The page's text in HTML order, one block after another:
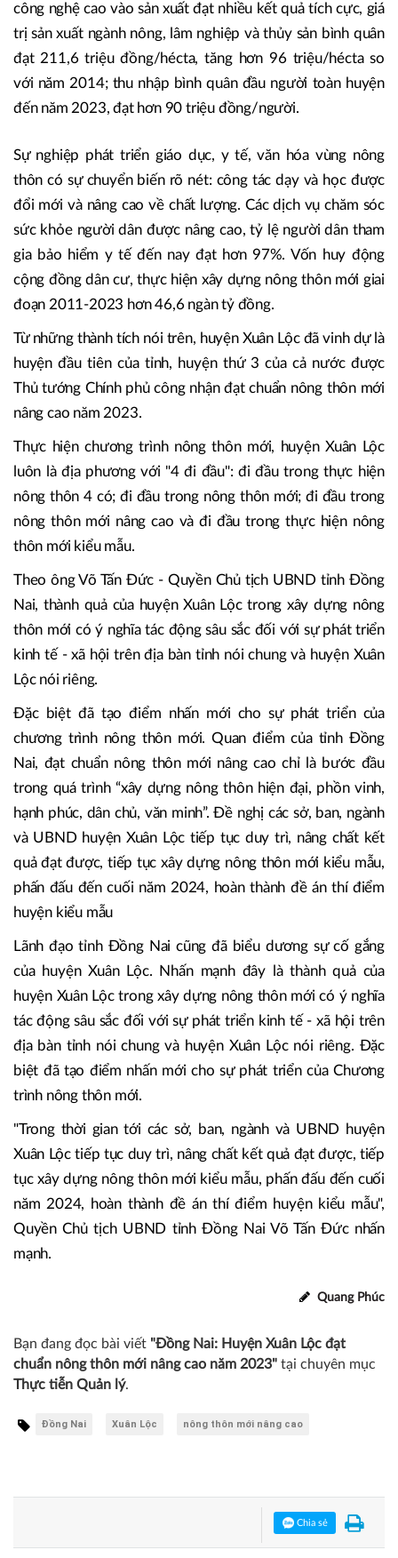
công nghệ cao vào sản xuất đạt nhiều kết quả tích cực, giá
trị sản xuất ngành nông, lâm nghiệp và thủy sản bình quân
đạt 211,6 triệu đồng/hécta, tăng hơn 96 triệu/hécta so
với năm 2014; thu nhập bình quân đầu người toàn huyện
đến năm 2023, đạt hơn 90 triệu đồng/người.
Sự nghiệp phát triển giáo dục, y tế, văn hóa vùng nông
thôn có sự chuyển biến rõ nét: công tác dạy và học được
đổi mới và nâng cao về chất lượng. Các dịch vụ chăm sóc
sức khỏe người dân được nâng cao, tỷ lệ người dân tham
gia bảo hiểm y tế đến nay đạt hơn 97%. Vốn huy động
cộng đồng dân cư, thực hiện xây dựng nông thôn mới giai
đoạn 2011-2023 hơn 46,6 ngàn tỷ đồng.
Từ những thành tích nói trên, huyện Xuân Lộc đã vinh dự là
huyện đầu tiên của tỉnh, huyện thứ 3 của cả nước được
Thủ tướng Chính phủ công nhận đạt chuẩn nông thôn mới
nâng cao năm 2023.
Thực hiện chương trình nông thôn mới, huyện Xuân Lộc
luôn là địa phương với "4 đi đầu": đi đầu trong thực hiện
nông thôn 4 có; đi đầu trong nông thôn mới; đi đầu trong
nông thôn mới nâng cao và đi đầu trong thực hiện nông
thôn mới kiểu mẫu.
Theo ông Võ Tấn Đức - Quyền Chủ tịch UBND tỉnh Đồng
Nai, thành quả của huyện Xuân Lộc trong xây dựng nông
thôn mới có ý nghĩa tác động sâu sắc đối với sự phát triển
kinh tế - xã hội trên địa bàn tỉnh nói chung và huyện Xuân
Lộc nói riêng.
Đặc biệt đã tạo điểm nhấn mới cho sự phát triển của
chương trình nông thôn mới. Quan điểm của tỉnh Đồng
Nai, đạt chuẩn nông thôn mới nâng cao chỉ là bước đầu
trong quá trình “xây dựng nông thôn hiện đại, phồn vinh,
hạnh phúc, dân chủ, văn minh”. Đề nghị các sở, ban, ngành
và UBND huyện Xuân Lộc tiếp tục duy trì, nâng chất kết
quả đạt được, tiếp tục xây dựng nông thôn mới kiểu mẫu,
phấn đấu đến cuối năm 2024, hoàn thành đề án thí điểm
huyện kiểu mẫu
Lãnh đạo tỉnh Đồng Nai cũng đã biểu dương sự cố gắng
của huyện Xuân Lộc. Nhấn mạnh đây là thành quả của
huyện Xuân Lộc trong xây dựng nông thôn mới có ý nghĩa
tác động sâu sắc đối với sự phát triển kinh tế - xã hội trên
địa bàn tỉnh nói chung và huyện Xuân Lộc nói riêng. Đặc
biệt đã tạo điểm nhấn mới cho sự phát triển của Chương
trình nông thôn mới.
"Trong thời gian tới các sở, ban, ngành và UBND huyện
Xuân Lộc tiếp tục duy trì, nâng chất kết quả đạt được, tiếp
tục xây dựng nông thôn mới kiểu mẫu, phấn đấu đến cuối
năm 2024, hoàn thành đề án thí điểm huyện kiểu mẫu",
Quyền Chủ tịch UBND tỉnh Đồng Nai Võ Tấn Đức nhấn
mạnh.
Quang Phúc
Bạn đang đọc bài viết "Đồng Nai: Huyện Xuân Lộc đạt
chuẩn nông thôn mới nâng cao năm 2023" tại chuyên mục
Thực tiễn Quản lý.
Đồng Nai Xuân Lộc nông thôn mới nâng cao
Chia sẻ